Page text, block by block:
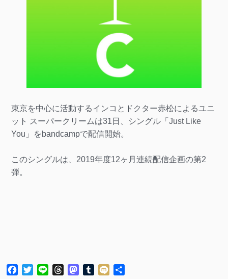
東京を中心に活動するインコとドクター赤松によるユニ
ット スーパークリームは31日、シングル「Just Like
You」をbandcampで配信開始。
このシングルは、2019年度12ヶ月連続配信企画の第2
弾。
Facebook
TwitterLine ThreadsMastodon
Tumblr
Mixi